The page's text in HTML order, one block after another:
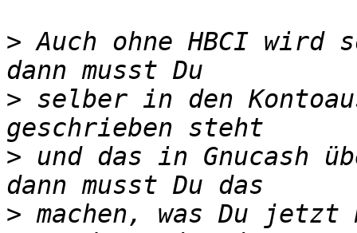
> Auch ohne HBCI wird
> selber in den
> und das in Gnucash
> machen, was Du